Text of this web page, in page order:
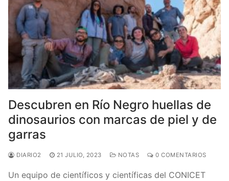
Descubren en Río Negro huellas de
dinosaurios con marcas de piel y de
garras
DIARIO2 21 JULIO, 2023 NOTAS 0 COMENTARIOS
Un equipo de científicos y científicas del CONICET